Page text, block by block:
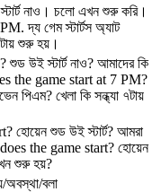
নাও। চলো এখন শুরু করি।
দ্য গেম স্টার্টস অ্যাট
শুরু হয়।
উই স্টার্ট নাও? আমাদের কি
the game start at 7 PM?
পিএম? খেলা কি সন্ধ্যা ৭টায়
হোয়েন শুড উই স্টার্ট? আমরা
the game start? হোয়েন
শুরু হয়?
অবস্থা/বলা